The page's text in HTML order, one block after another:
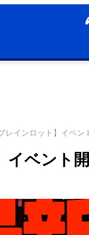
ブレインロット】イベ
イベント